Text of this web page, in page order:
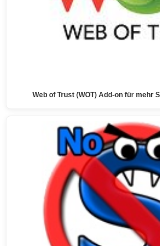
Web of Trust (WOT) Add-on für mehr